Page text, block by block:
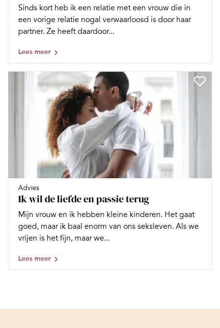
Sinds kort heb ik een relatie met een vrouw die in
een vorige relatie nogal verwaarloosd is door haar
partner. Ze heeft daardoor...
Lees meer
Advies
Ik wil de liefde en passie terug
Mijn vrouw en ik hebben kleine kinderen. Het gaat
goed, maar ik baal enorm van ons seksleven. Als we
vrijen is het fijn, maar we...
Lees meer